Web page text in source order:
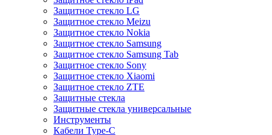
Защитное стекло LG
Защитное стекло Meizu
Защитное стекло Nokia
Защитное стекло Samsung
Защитное стекло Samsung Tab
Защитное стекло Sony
Защитное стекло Xiaomi
Защитное стекло ZTE
Защитные стекла
Защитные стекла универсальные
Инструменты
Кабели Type-C